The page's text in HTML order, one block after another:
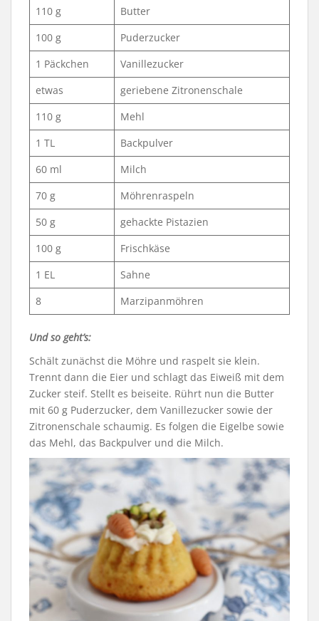
110 g
Butter
100 g
Puderzucker
1 Päckchen
Vanillezucker
etwas
geriebene Zitronenschale
110 g
Mehl
1 TL
Backpulver
60 ml
Milch
70 g
Möhrenraspeln
50 g
gehackte Pistazien
100 g
Frischkäse
1 EL
Sahne
8
Marzipanmöhren
Und so geht’s:
Schält zunächst die Möhre und raspelt sie klein.
Trennt dann die Eier und schlagt das Eiweiß mit dem
Zucker steif. Stellt es beiseite. Rührt nun die Butter
mit 60 g Puderzucker, dem Vanillezucker sowie der
Zitronenschale schaumig. Es folgen die Eigelbe sowie
das Mehl, das Backpulver und die Milch.